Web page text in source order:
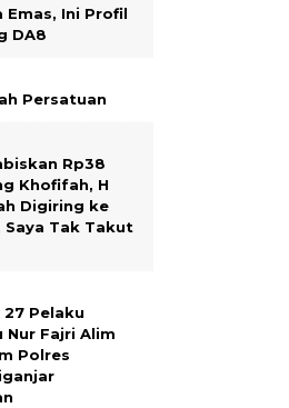
Emas, Ini Profil
DA8
Persatuan
Rp38
Khofifah, H
Digiring ke
Saya Tak Takut
27 Pelaku
Nur Fajri Alim
Polres